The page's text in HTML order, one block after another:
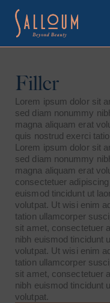
Filler
Lorem ipsum dolor sit
sed diam nonummy
magna aliquam erat
quis nostrud exerci
Lorem ipsum dolor sit
sed diam nonummy
magna aliquam erat
consectetuer
euismod tincidunt ut
volutpat. Ut wisi enim
tation ullamcorper
sit amet, consectetuer
nibh euismod tincidunt
volutpat. Ut wisi enim
tation ullamcorper
sit amet, consectetuer
nibh euismod tincidunt
volutpat.